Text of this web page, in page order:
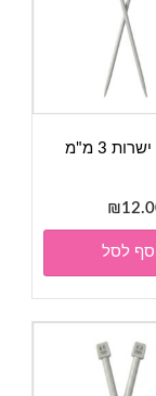
3 מ"מ
₪
לסל